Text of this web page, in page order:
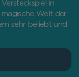
in
Welt der
sehr beliebt und